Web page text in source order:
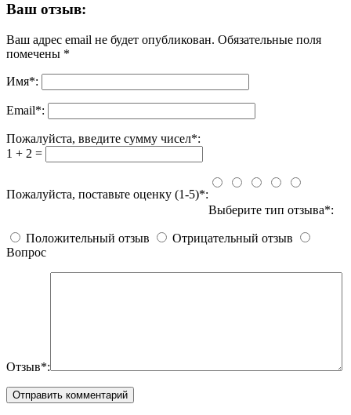
Ваш отзыв:
Ваш адрес email не будет опубликован. Обязательные поля
помечены *
Имя*:
Email*:
Пожалуйста, введите сумму чисел*:
1 + 2 =
Пожалуйста, поставьте оценку (1-5)*:
Выберите тип отзыва*:
Положительный отзыв
Отрицательный отзыв
Вопрос
Отзыв*: